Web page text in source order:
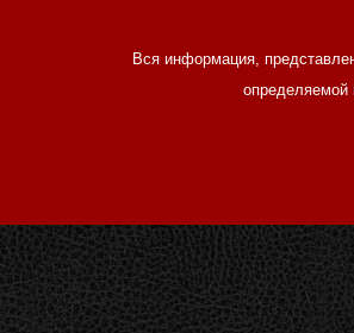
Вся информация,
определяемой